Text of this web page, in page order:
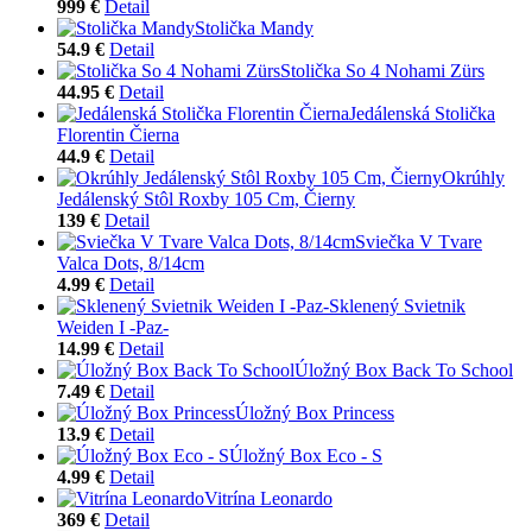
999 € Detail
Stolička Mandy
54.9 € Detail
Stolička So 4 Nohami Zürs
44.95 € Detail
Jedálenská Stolička
Florentin Čierna
44.9 € Detail
Okrúhly
Jedálenský Stôl Roxby 105 Cm, Čierny
139 € Detail
Sviečka V Tvare
Valca Dots, 8/14cm
4.99 € Detail
Sklenený Svietnik
Weiden I -Paz-
14.99 € Detail
Úložný Box Back To School
7.49 € Detail
Úložný Box Princess
13.9 € Detail
Úložný Box Eco - S
4.99 € Detail
Vitrína Leonardo
369 € Detail